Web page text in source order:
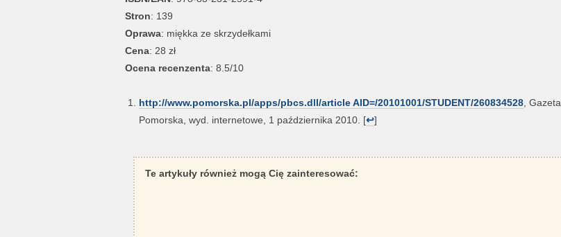
Stron: 139
Oprawa: miękka ze skrzydełkami
Cena: 28 zł
Ocena recenzenta: 8.5/10
http://www.pomorska.pl/apps/pbcs.dll/article AID=/20101001/STUDENT/260834528, Gazeta
Pomorska, wyd. internetowe, 1 października 2010. [↩]
Te artykuły również mogą Cię zainteresować: